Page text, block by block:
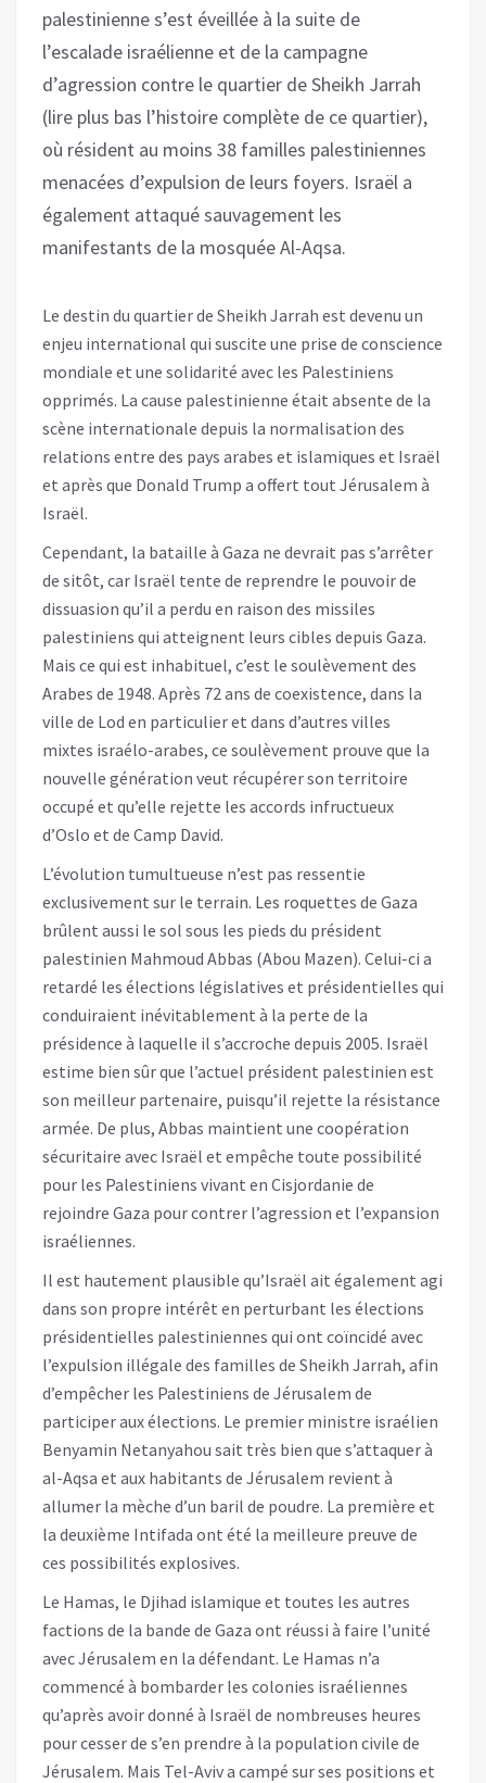
palestinienne s’est éveillée à la suite de
l’escalade israélienne et de la campagne
d’agression contre le quartier de Sheikh Jarrah
(lire plus bas l’histoire complète de ce quartier),
où résident au moins 38 familles palestiniennes
menacées d’expulsion de leurs foyers. Israël a
également attaqué sauvagement les
manifestants de la mosquée Al-Aqsa.
Le destin du quartier de Sheikh Jarrah est devenu un
enjeu international qui suscite une prise de conscience
mondiale et une solidarité avec les Palestiniens
opprimés. La cause palestinienne était absente de la
scène internationale depuis la normalisation des
relations entre des pays arabes et islamiques et Israël
et après que Donald Trump a offert tout Jérusalem à
Israël.
Cependant, la bataille à Gaza ne devrait pas s’arrêter
de sitôt, car Israël tente de reprendre le pouvoir de
dissuasion qu’il a perdu en raison des missiles
palestiniens qui atteignent leurs cibles depuis Gaza.
Mais ce qui est inhabituel, c’est le soulèvement des
Arabes de 1948. Après 72 ans de coexistence, dans la
ville de Lod en particulier et dans d’autres villes
mixtes israélo-arabes, ce soulèvement prouve que la
nouvelle génération veut récupérer son territoire
occupé et qu’elle rejette les accords infructueux
d’Oslo et de Camp David.
L’évolution tumultueuse n’est pas ressentie
exclusivement sur le terrain. Les roquettes de Gaza
brûlent aussi le sol sous les pieds du président
palestinien Mahmoud Abbas (Abou Mazen). Celui-ci a
retardé les élections législatives et présidentielles qui
conduiraient inévitablement à la perte de la
présidence à laquelle il s’accroche depuis 2005. Israël
estime bien sûr que l’actuel président palestinien est
son meilleur partenaire, puisqu’il rejette la résistance
armée. De plus, Abbas maintient une coopération
sécuritaire avec Israël et empêche toute possibilité
pour les Palestiniens vivant en Cisjordanie de
rejoindre Gaza pour contrer l’agression et l’expansion
israéliennes.
Il est hautement plausible qu’Israël ait également agi
dans son propre intérêt en perturbant les élections
présidentielles palestiniennes qui ont coïncidé avec
l’expulsion illégale des familles de Sheikh Jarrah, afin
d’empêcher les Palestiniens de Jérusalem de
participer aux élections. Le premier ministre israélien
Benyamin Netanyahou sait très bien que s’attaquer à
al-Aqsa et aux habitants de Jérusalem revient à
allumer la mèche d’un baril de poudre. La première et
la deuxième Intifada ont été la meilleure preuve de
ces possibilités explosives.
Le Hamas, le Djihad islamique et toutes les autres
factions de la bande de Gaza ont réussi à faire l’unité
avec Jérusalem en la défendant. Le Hamas n’a
commencé à bombarder les colonies israéliennes
qu’après avoir donné à Israël de nombreuses heures
pour cesser de s’en prendre à la population civile de
Jérusalem. Mais Tel-Aviv a campé sur ses positions et